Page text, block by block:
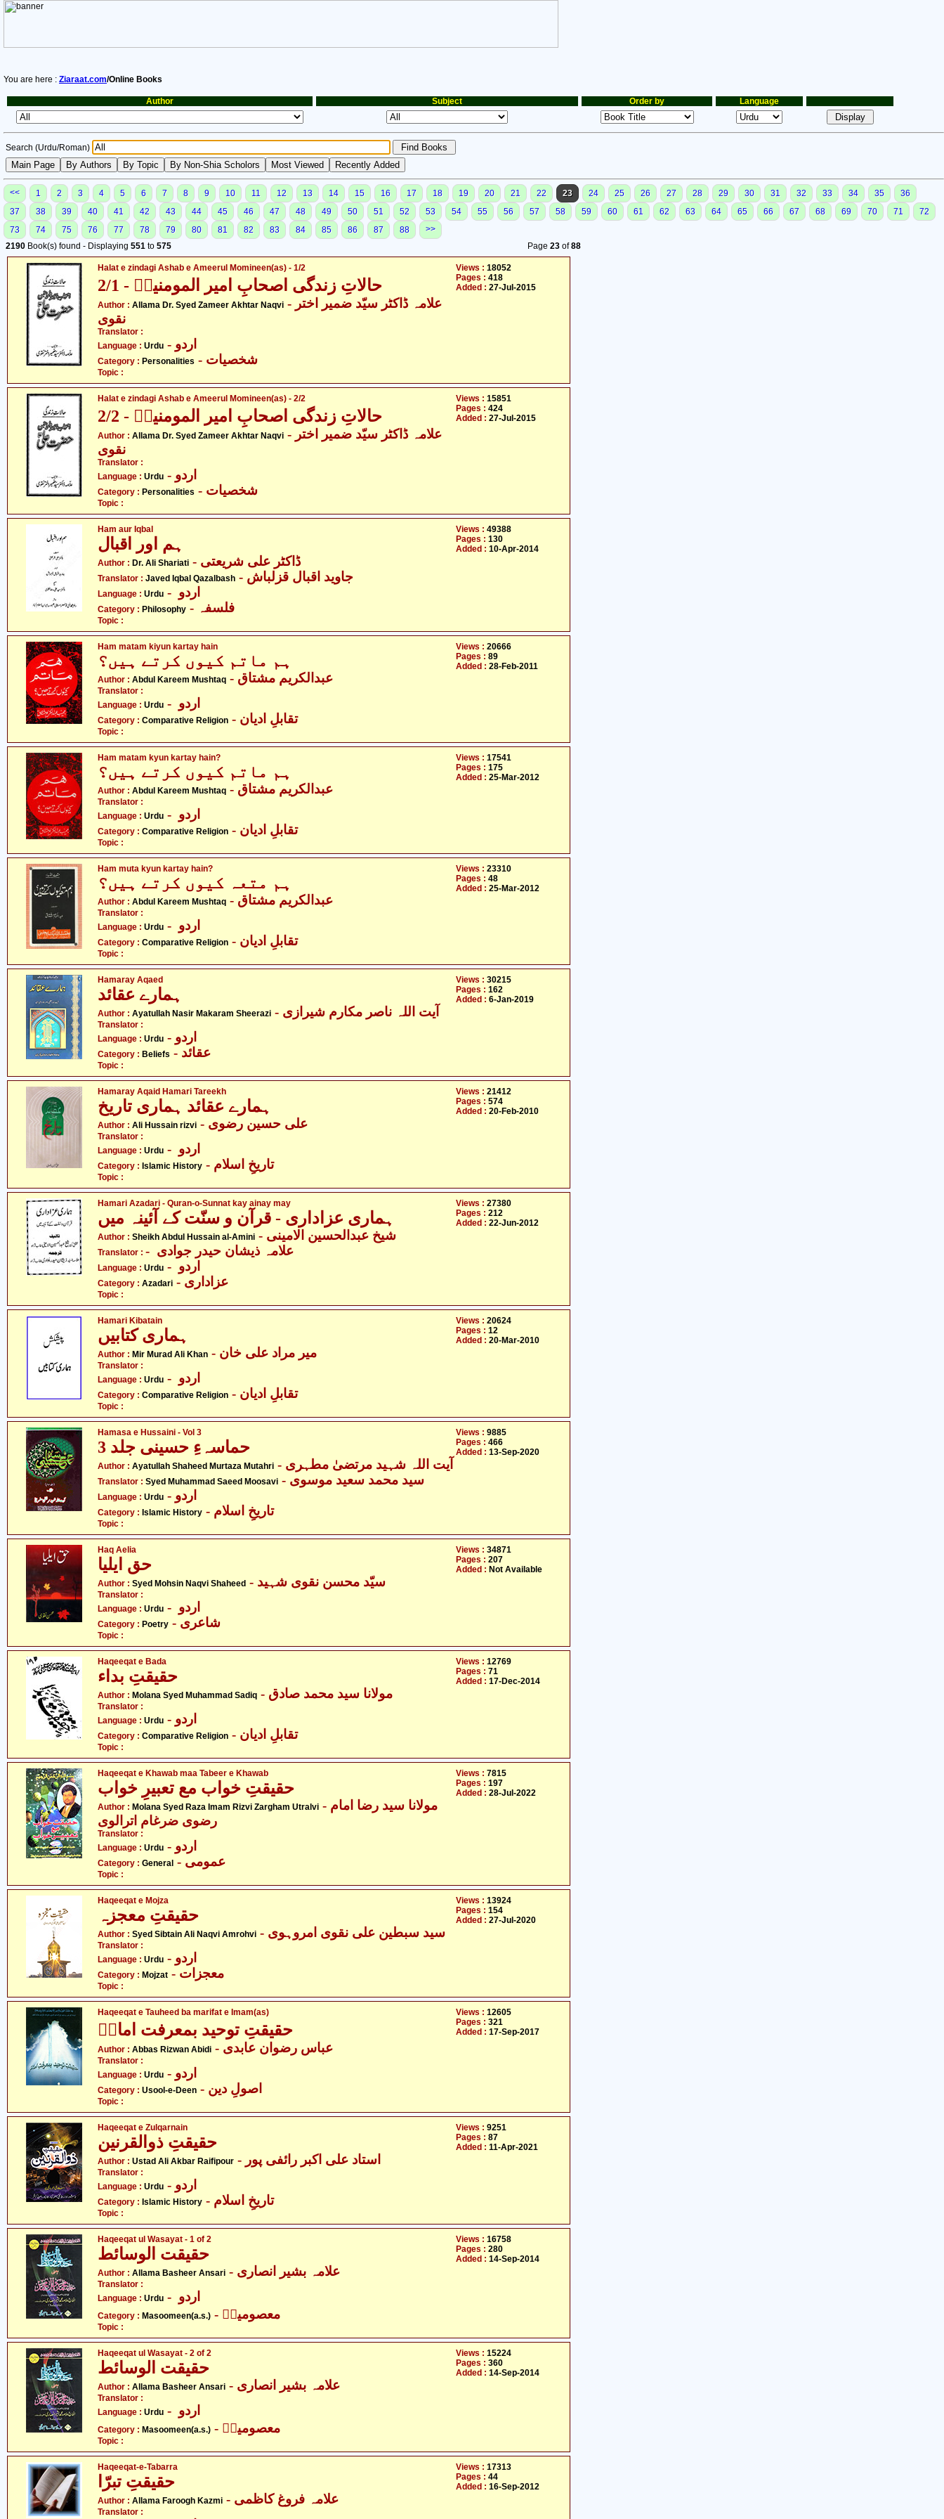
You are here : Ziaraat.com/Online Books
Author Subject Order by Language
Search (Urdu/Roman)
<< 1 2 3 4 5 6 7 8 9 10 11 12 13 14 15 16 17 18 19 20 21 22 23 24 25 26 27 28 29 30 31 32 33 34 35
36
37
38 39 40 41 42 43 44 45 46 47 48 49 50 51 52 53 54 55 56 57 58 59 60 61 62 63 64 65 66 67 68 69 70 71
72
73
74 75 76 77 78 79 80 81 82 83 84 85 86 87 88
>>
2190 Book(s) found - Displaying 551 to 575 Page 23of88
Halat e zindagi Ashab e Ameerul Momineen(as) - 1/2
حالاتِ زندگی اصحابِ امیر المومنینؑ - 2/1
Author : Allama Dr. Syed Zameer Akhtar Naqvi - علامہ ڈاکٹر سیّد ضمیر اختر
نقوی
Translator :
Language : Urdu - اردو
Category : Personalities - شخصیات
Topic :
Views : 18052
Pages : 418
Added : 27-Jul-2015
Halat e zindagi Ashab e Ameerul Momineen(as) - 2/2
حالاتِ زندگی اصحابِ امیر المومنینؑ - 2/2
Author : Allama Dr. Syed Zameer Akhtar Naqvi - علامہ ڈاکٹر سیّد ضمیر اختر
نقوی
Translator :
Language : Urdu - اردو
Category : Personalities - شخصیات
Topic :
Views : 15851
Pages : 424
Added : 27-Jul-2015
Ham aur Iqbal
ہم اور اقبال
Author : Dr. Ali Shariati - ڈاکٹر علی شریعتی
Translator : Javed Iqbal Qazalbash - جاوید اقبال قزلباش
Language : Urdu
Category : Philosophy - فلسفہ
Topic :
Views : 49388
Pages : 130
Added : 10-Apr-2014
Ham matam kiyun kartay hain
ہم ماتم کیوں کرتے ہیں؟
Author : Abdul Kareem Mushtaq - عبدالکریم مشتاق
Translator :
Language : Urdu
Category : Comparative Religion - تقابلِ ادیان
Topic :
Views : 20666
Pages : 89
Added : 28-Feb-2011
Ham matam kyun kartay hain?
ہم ماتم کیوں کرتے ہیں؟
Author : Abdul Kareem Mushtaq - عبدالکریم مشتاق
Translator :
Language : Urdu
Category : Comparative Religion - تقابلِ ادیان
Topic :
Views : 17541
Pages : 175
Added : 25-Mar-2012
Ham muta kyun kartay hain?
ہم متعہ کیوں کرتے ہیں؟
Author : Abdul Kareem Mushtaq - عبدالکریم مشتاق
Translator :
Language : Urdu
Category : Comparative Religion - تقابلِ ادیان
Topic :
Views : 23310
Pages : 48
Added : 25-Mar-2012
Hamaray Aqaed
ہمارے عقائد
Author : Ayatullah Nasir Makaram Sheerazi - آیت اللہ ناصر مکارم شیرازی
Translator :
Language : Urdu - اردو
Category : Beliefs - عقائد
Topic :
Views : 30215
Pages : 162
Added : 6-Jan-2019
Hamaray Aqaid Hamari Tareekh
Author : Ali Hussain rizvi
Translator :
Language : Urdu
Category : Islamic History - تاریخِ اسلام
Topic :
Views : 21412
Pages : 574
Added : 20-Feb-2010
Hamari Azadari - Quran-o-Sunnat kay ainay may
ہماری عزاداری - قرآن و سنّت کے آئینہ میں
Author : Sheikh Abdul Hussain al-Amini - شیخ عبدالحسین الامینی
Translator : - علامہ ذیشان حیدر جوادی
Language : Urdu
Category : Azadari - عزاداری
Topic :
Views : 27380
Pages : 212
Added : 22-Jun-2012
Hamari Kibatain
ہماری کتابیں
Author : Mir Murad Ali Khan - میر مراد علی خان
Translator :
Language : Urdu
Category : Comparative Religion - تقابلِ ادیان
Topic :
Views : 20624
Pages : 12
Added : 20-Mar-2010
Hamasa e Hussaini - Vol 3
حماسہءِ حسینی جلد 3
Author : Ayatullah Shaheed Murtaza Mutahri - آیت اللہ شہید مرتضیٰ مطہری
Translator : Syed Muhammad Saeed Moosavi - سید محمد سعید موسوی
Language : Urdu - اردو
Category : Islamic History - تاریخِ اسلام
Topic :
Views : 9885
Pages : 466
Added : 13-Sep-2020
Haq Aelia
حق ایلیا
Author : Syed Mohsin Naqvi Shaheed - سیّد محسن نقوی شہید
Translator :
Language : Urdu
Category : Poetry - شاعری
Topic :
Views : 34871
Pages : 207
Added : Not Available
Haqeeqat e Bada
حقیقتِ بداء
Author : Molana Syed Muhammad Sadiq - مولانا سید محمد صادق
Translator :
Language : Urdu - اردو
Category : Comparative Religion - تقابلِ ادیان
Topic :
Views : 12769
Pages : 71
Added : 17-Dec-2014
Haqeeqat e Khawab maa Tabeer e Khawab
حقیقتِ خواب مع تعبیرِ خواب
Author : Molana Syed Raza Imam Rizvi Zargham Utralvi - مولانا سید رضا امام
رضوی ضرغام اترالوی
Translator :
Language : Urdu - اردو
Category : General - عمومی
Topic :
Views : 7815
Pages : 197
Added : 28-Jul-2022
Haqeeqat e Mojza
حقیقتِ معجزہ
Author : Syed Sibtain Ali Naqvi Amrohvi - سید سبطین علی نقوی امروہوی
Translator :
Language : Urdu - اردو
Category : Mojzat - معجزات
Topic :
Views : 13924
Pages : 154
Added : 27-Jul-2020
Haqeeqat e Tauheed ba marifat e Imam(as)
حقیقتِ توحید بمعرفت امامؑ
Author : Abbas Rizwan Abidi - عباس رضوان عابدی
Translator :
Language : Urdu - اردو
Category : Usool-e-Deen - اصولِ دین
Topic :
Views : 12605
Pages : 321
Added : 17-Sep-2017
Haqeeqat e Zulqarnain
حقیقتِ ذوالقرنین
Author : Ustad Ali Akbar Raifipour - استاد علی اکبر رائفی پور
Translator :
Language : Urdu - اردو
Category : Islamic History - تاریخِ اسلام
Topic :
Views : 9251
Pages : 87
Added : 11-Apr-2021
Haqeeqat ul Wasayat - 1 of 2
حقیقت الوسائط
Author : Allama Basheer Ansari - علامہ بشیر انصاری
Translator :
Language : Urdu
Category : Masoomeen(a.s.) - معصومینؑ
Topic :
Views : 16758
Pages : 280
Added : 14-Sep-2014
Haqeeqat ul Wasayat - 2 of 2
حقیقت الوسائط
Author : Allama Basheer Ansari - علامہ بشیر انصاری
Translator :
Language : Urdu
Category : Masoomeen(a.s.) - معصومینؑ
Topic :
Views : 15224
Pages : 360
Added : 14-Sep-2014
Haqeeqat-e-Tabarra
حقیقتِ تبرّا
Author : Allama Faroogh Kazmi - علامہ فروغ کاظمی
Translator :
Views : 17313
Pages : 44
Added : 16-Sep-2012